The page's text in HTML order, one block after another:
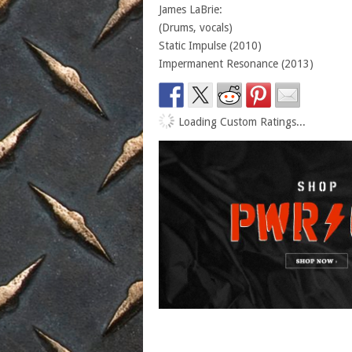
James LaBrie:
(Drums, vocals)
Static Impulse (2010)
Impermanent Resonance (2013)
Loading Custom Ratings...